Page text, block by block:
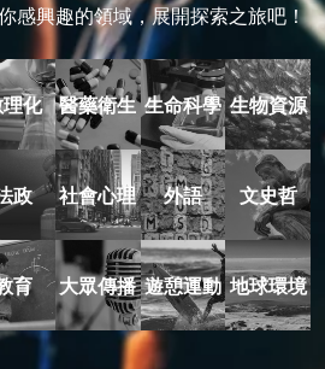
感興趣的領域，展開探索之旅吧！
化 醫藥衛生 生命科學 生物資源
政 社會心理 外語 文史哲
育 大眾傳播 遊憩運動 地球環境